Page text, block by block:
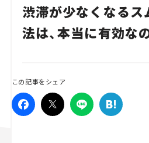
渋滞が少なくなるス
法は、本当に有効な
この記事をシェア
Traffic
Special
Campaign
人気のハッシュタグ